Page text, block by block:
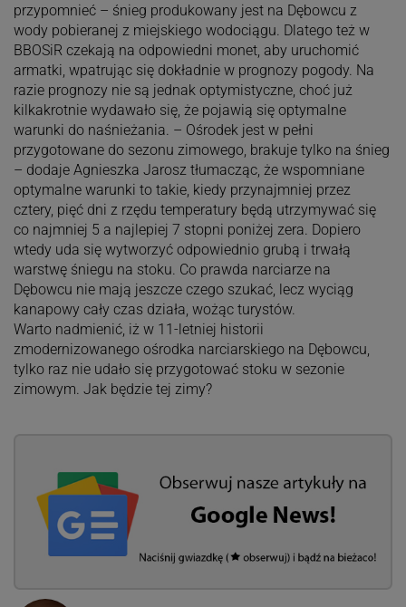
przypomnieć – śnieg produkowany jest na Dębowcu z
wody pobieranej z miejskiego wodociągu. Dlatego też w
BBOSiR czekają na odpowiedni monet, aby uruchomić
armatki, wpatrując się dokładnie w prognozy pogody. Na
razie prognozy nie są jednak optymistyczne, choć już
kilkakrotnie wydawało się, że pojawią się optymalne
warunki do naśnieżania. – Ośrodek jest w pełni
przygotowane do sezonu zimowego, brakuje tylko na śnieg
– dodaje Agnieszka Jarosz tłumacząc, że wspomniane
optymalne warunki to takie, kiedy przynajmniej przez
cztery, pięć dni z rzędu temperatury będą utrzymywać się
co najmniej 5 a najlepiej 7 stopni poniżej zera. Dopiero
wtedy uda się wytworzyć odpowiednio grubą i trwałą
warstwę śniegu na stoku. Co prawda narciarze na
Dębowcu nie mają jeszcze czego szukać, lecz wyciąg
kanapowy cały czas działa, wożąc turystów.
Warto nadmienić, iż w 11-letniej historii
zmodernizowanego ośrodka narciarskiego na Dębowcu,
tylko raz nie udało się przygotować stoku w sezonie
zimowym. Jak będzie tej zimy?